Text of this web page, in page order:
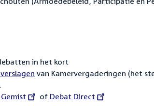
in het kort
van Kamervergaderingen (het
of External
Debat Direct